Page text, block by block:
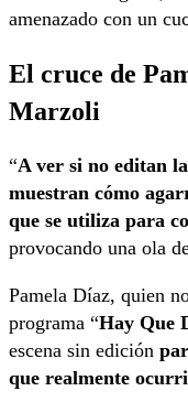
amenazado con un
El cruce de
Marzoli
“A ver si no editan
muestran cómo
que se utiliza para
provocando una ola
Pamela Díaz, quien
programa “Hay Que
escena sin edición
que realmente